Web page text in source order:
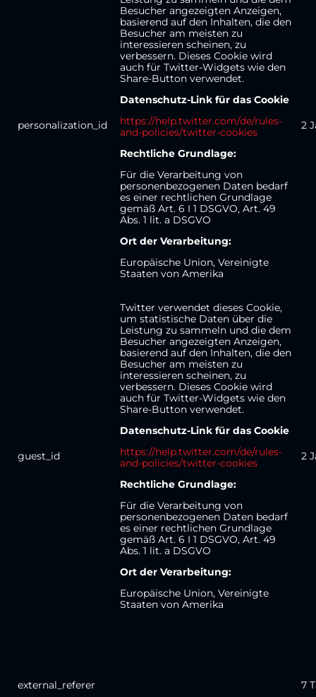
personalization_id
Besucher angezeigten Anzeigen,
basierend auf den Inhalten, die den
Besucher am meisten zu
interessieren scheinen, zu
verbessern. Dieses Cookie wird
auch für Twitter-Widgets wie den
Share-Button verwendet.
Datenschutz-Link für das Cookie
https://help.twitter.com/de/rules-
and-policies/twitter-cookies
Rechtliche Grundlage:
Für die Verarbeitung von
personenbezogenen Daten bedarf
es einer rechtlichen Grundlage
gemäß Art. 6 I 1 DSGVO, Art. 49
Abs. 1 lit. a DSGVO
Ort der Verarbeitung:
Europäische Union, Vereinigte
Staaten von Amerika
2
guest_id
Twitter verwendet dieses Cookie,
um statistische Daten über die
Leistung zu sammeln und die dem
Besucher angezeigten Anzeigen,
basierend auf den Inhalten, die den
Besucher am meisten zu
interessieren scheinen, zu
verbessern. Dieses Cookie wird
auch für Twitter-Widgets wie den
Share-Button verwendet.
Datenschutz-Link für das Cookie
https://help.twitter.com/de/rules-
and-policies/twitter-cookies
Rechtliche Grundlage:
Für die Verarbeitung von
personenbezogenen Daten bedarf
es einer rechtlichen Grundlage
gemäß Art. 6 I 1 DSGVO, Art. 49
Abs. 1 lit. a DSGVO
Ort der Verarbeitung:
Europäische Union, Vereinigte
Staaten von Amerika
2
external_referer 7